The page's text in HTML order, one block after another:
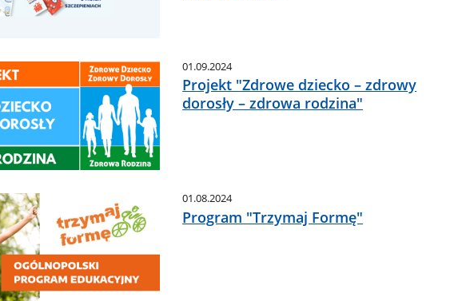
01.09.2024
Projekt "Zdrowe dziecko – zdrowy
dorosły – zdrowa rodzina"
01.08.2024
Program "Trzymaj Formę"